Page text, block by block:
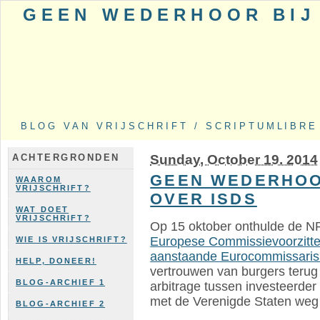
GEEN WEDERHOOR
BLOG VAN VRIJSCHRIFT / SCRIPTUMLIBRE
ACHTERGRONDEN
WAAROM
VRIJSCHRIFT?
WAT DOET
VRIJSCHRIFT?
WIE IS VRIJSCHRIFT?
HELP, DONEER!
BLOG-ARCHIEF 1
BLOG-ARCHIEF 2
Sunday, October 19. 2014
GEEN
OVER ISDS
Op 15 oktober onthulde de
Europese
aanstaande
vertrouwen van burgers
arbitrage tussen
met de Verenigde Staten